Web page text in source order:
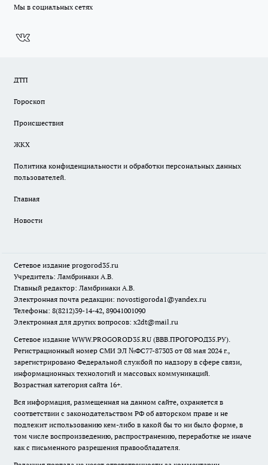
Мы в социальных сетях
ДТП
Гороскоп
Происшествия
ЖКХ
Политика конфиденциальности и обработки персональных данных
пользователей.
Главная
Новости
Сетевое издание progorod35.ru
Учредитель: Ламбринаки А.В.
Главный редактор: Ламбринаки А.В.
Электронная почта редакции: novostigoroda1@yandex.ru
Телефоны: 8(8212)39-14-42, 89041001090
Электронная для других вопросов: x2dt@mail.ru
Сетевое издание WWW.PROGOROD35.RU (ВВВ.ПРОГОРОД35.РУ).
Регистрационный номер СМИ ЭЛ №ФС77-87303 от 08 мая 2024 г.,
зарегистрировано Федеральной службой по надзору в сфере связи,
информационных технологий и массовых коммуникаций.
Возрастная категория сайта 16+.
Вся информация, размещенная на данном сайте, охраняется в
соответствии с законодательством РФ об авторском праве и не
подлежит использованию кем-либо в какой бы то ни было форме, в
том числе воспроизведению, распространению, переработке не иначе
как с письменного разрешения правообладателя.